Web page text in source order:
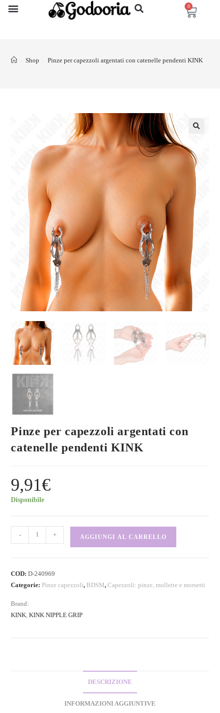
0
> Shop > Pinze per capezzoli argentati con catenelle pendenti KINK
Pinze per capezzoli argentati con
catenelle pendenti KINK
9,91€
Disponibile
- + AGGIUNGI AL CARRELLO
COD:D-240969
Categorie: Pinze capezzoli, BDSM,Capezzoli: pinze, mollette e morsetti
Brand:
KINK ,KINK NIPPLE GRIP
DESCRIZIONE
INFORMAZIONI AGGIUNTIVE